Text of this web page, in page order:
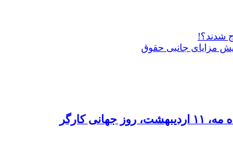
مزایای جانبی حقوق
کارگر